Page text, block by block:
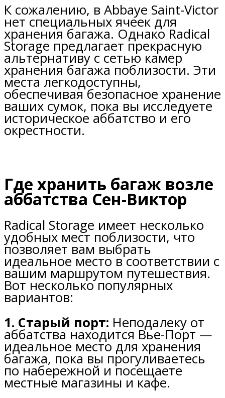
К сожалению, в Abbaye Saint-Victor
нет специальных ячеек для
хранения багажа. Однако Radical
Storage предлагает прекрасную
альтернативу с сетью камер
хранения багажа поблизости. Эти
места легкодоступны,
обеспечивая безопасное хранение
ваших сумок, пока вы исследуете
историческое аббатство и его
окрестности.
Где хранить багаж возле
аббатства Сен-Виктор
Radical Storage имеет несколько
удобных мест поблизости, что
позволяет вам выбрать
идеальное место в соответствии с
вашим маршрутом путешествия.
Вот несколько популярных
вариантов:
1. Старый порт: Неподалеку от
аббатства находится Вье-Порт —
идеальное место для хранения
багажа, пока вы прогуливаетесь
по набережной и посещаете
местные магазины и кафе.